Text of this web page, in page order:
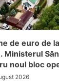
de euro de
Ministerul
noul bloc
2026